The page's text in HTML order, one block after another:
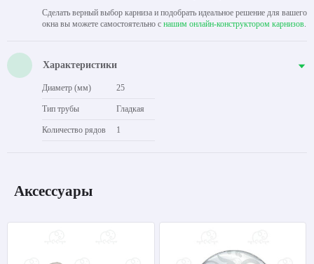
Сделать верный выбор карниза и подобрать идеальное решение для вашего
окна вы можете самостоятельно с нашим онлайн-конструктором карнизов.
Характеристики
Диаметр (мм) 25
Тип трубы Гладкая
Количество рядов 1
Аксессуары